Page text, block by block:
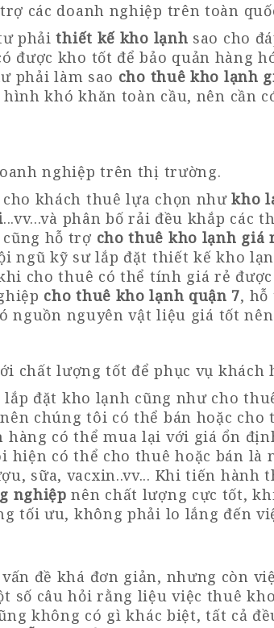
các doanh nghiệp trên toàn
phảithiết kế kho lạnh sao cho
được kho tốt để bảo quản hàng
phải làm sao cho thuê kho lạnh
khó khăn toàn cầu, nên cần
nghiệp trên thị trường.
khách thuê lựa chọn nhưkho
...vv...và phân bố rải đều khắp các
cũng hỗ trợ cho thuê kho lạnh giá
ngũ kỹ sư lắp đặt thiết kế kho
cho thuê có thể tính giá rẻ
cho thuê kho lạnh quận 7,
nguồn nguyên vật liệu giá tốt
chất lượng tốt để phục vụ khách
lắp đặt kho lạnh cũng như cho
chúng tôi có thể bán hoặc
hàng có thể mua lại với giá ổn
hiện có thể cho thuê hoặc bán là
sữa, vacxin..vv... Khi tiến
nghiệp nên chất lượng cực tốt,
tối ưu, không phải lo lắng đến
đề khá đơn giản, nhưng còn
số câu hỏi rằng liệu việc thuê
không có gì khác biệt, tất cả